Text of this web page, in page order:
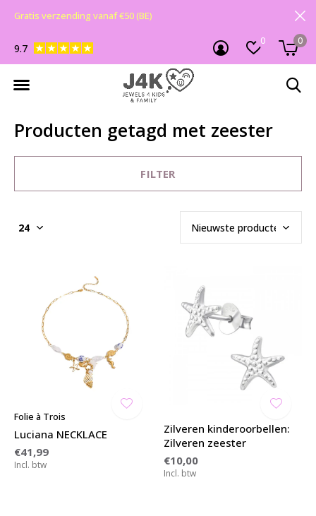
0 0
9.7
Gratis verzending vanaf €50 (BE)
Producten getagd met zeester
FILTER
Folie à Trois
Luciana NECKLACE
€41,99
Incl. btw
Zilveren kinderoorbellen:
Zilveren zeester
€10,00
Incl. btw